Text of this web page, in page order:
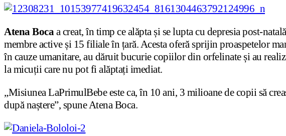
Atena Bocaa creat, în timp ce alăpta și se lupta cu depresia post-
membre active și 15 filiale în țară. Acesta oferă sprijin proaspetelor
în cauze umanitare, au dăruit bucurie copiilor din orfelinate și au
la micuții care nu pot fi alăptați imediat.
„Misiunea LaPrimulBebe este ca, în 10 ani, 3 milioane de copii să
după naștere”, spune Atena Boca.